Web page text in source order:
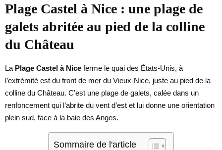
Plage Castel à Nice : une plage de
galets abritée au pied de la colline
du Château
La Plage Castel à Nice ferme le quai des États-Unis, à
l’extrémité est du front de mer du Vieux-Nice, juste au pied de la
colline du Château. C’est une plage de galets, calée dans un
renfoncement qui l’abrite du vent d’est et lui donne une orientation
plein sud, face à la baie des Anges.
Sommaire de l'article